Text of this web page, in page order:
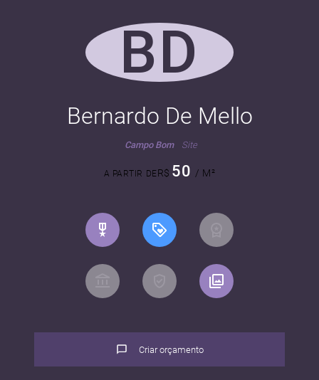
BD
Bernardo De Mello
Campo Bom Site
A PARTIR DER$ 50 / M²
Criar orçamento